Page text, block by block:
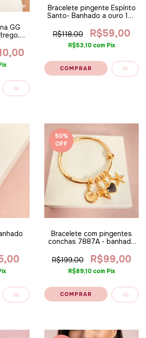
GG
Bracelete pingente Espírito
Santo- Banhado a ouro 18k
R$118,00
R$59,00
R$53,10 com Pix
50%
OFF
Bracelete com pingentes
conchas 7887A - banhado
R$199,00
R$99,00
R$89,10 com Pix